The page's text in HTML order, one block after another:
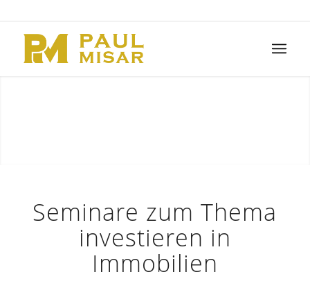
ZUM
VERMÖGENSAUFBAU
MIT IMMOBILIEN
Seminare zum Thema
investieren in
Immobilien